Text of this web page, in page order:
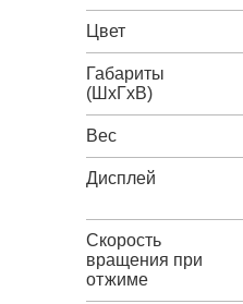
Цвет
Габариты
(ШxГxВ)
Вес
Дисплей
Скорость
вращения при
отжиме